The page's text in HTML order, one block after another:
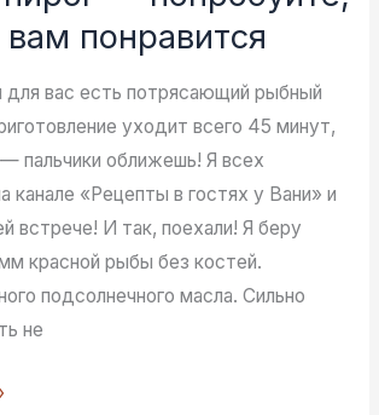
понравится
для вас есть потрясающий рыбный
уходит всего 45 минут,
пальчики оближешь! Я всех
канале «Рецепты в гостях у Вани» и
встрече! И так, поехали! Я беру
красной рыбы без костей.
подсолнечного масла. Сильно
не